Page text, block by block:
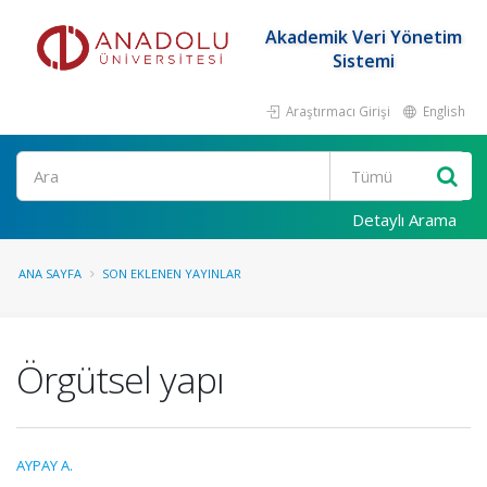
Akademik Veri Yönetim
Sistemi
Araştırmacı Girişi English
Ara
Detaylı Arama
ANA SAYFA SON EKLENEN YAYINLAR
Örgütsel yapı
AYPAY A.